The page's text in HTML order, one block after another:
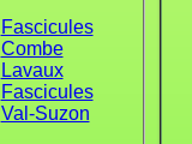
Fascicules
Combe
Lavaux
Fascicules
Val-Suzon